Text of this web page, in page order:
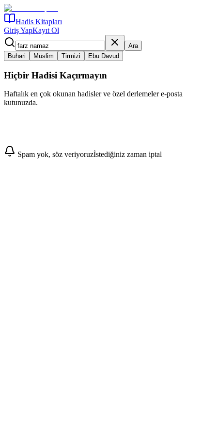
Hadis Kitapları
Giriş YapKayıt Ol
Ara
Buhari
Müslim Tirmizi Ebu Davud
Hiçbir Hadisi Kaçırmayın
Haftalık en çok okunan hadisler ve özel derlemeler e-posta
kutunuzda.
Abone Ol
Spam yok, söz veriyoruzİstediğiniz zaman iptal